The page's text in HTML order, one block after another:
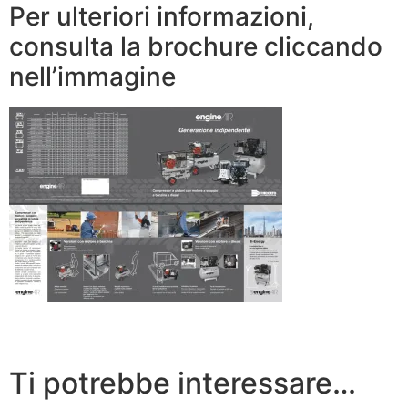
Per ulteriori informazioni,
consulta la brochure cliccando
nell’immagine
Ti potrebbe interessare…